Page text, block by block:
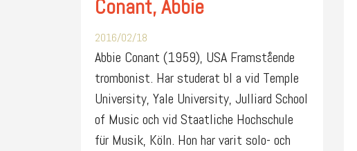
Conant, Abbie
2016/02/18
Abbie Conant (1959), USA Framstående
trombonist. Har studerat bl a vid Temple
University, Yale University, Julliard School
of Music och vid Staatliche Hochschule
für Musik, Köln. Hon har varit solo- och